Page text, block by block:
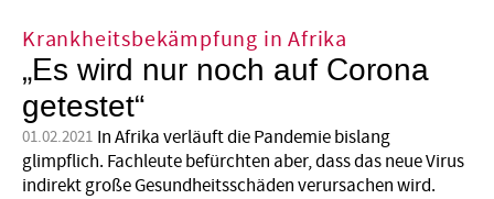
Krankheitsbekämpfung in Afrika
„Es wird nur noch auf Corona
getestet“
01.02.2021 In Afrika verläuft die Pandemie bislang
glimpflich. Fachleute befürchten aber, dass das neue Virus
indirekt große Gesundheitsschäden verursachen wird.